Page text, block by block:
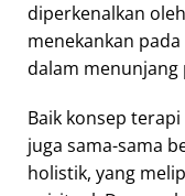
diperkenalkan
menekankan
dalam menunjang
Baik konsep
juga sama-sama
holistik, yang